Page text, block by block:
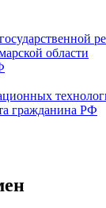
области
гражданина РФ